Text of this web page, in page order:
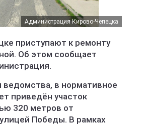
Администрация Кирово-Чепецка
приступают к ремонту
Об этом сообщает
в нормативное
приведён участок
320 метров от
Победы. В рамках